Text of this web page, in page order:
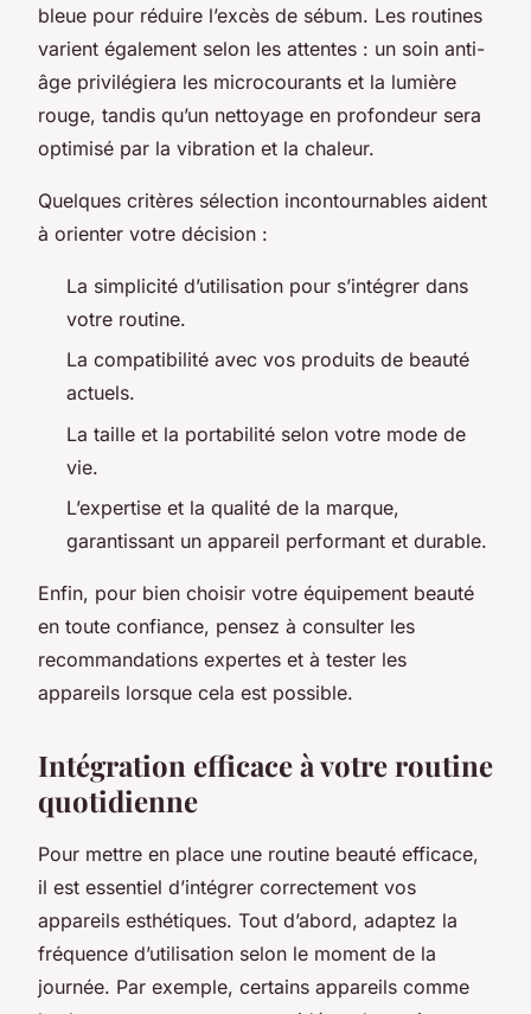
bleue pour réduire l’excès de sébum. Les routines
varient également selon les attentes : un soin anti-
âge privilégiera les microcourants et la lumière
rouge, tandis qu’un nettoyage en profondeur sera
optimisé par la vibration et la chaleur.
Quelques critères sélection incontournables aident
à orienter votre décision :
La simplicité d’utilisation pour s’intégrer dans
votre routine.
La compatibilité avec vos produits de beauté
actuels.
La taille et la portabilité selon votre mode de
vie.
L’expertise et la qualité de la marque,
garantissant un appareil performant et durable.
Enfin, pour bien choisir votre équipement beauté
en toute confiance, pensez à consulter les
recommandations expertes et à tester les
appareils lorsque cela est possible.
Intégration efficace à votre routine
quotidienne
Pour mettre en place une routine beauté efficace,
il est essentiel d’intégrer correctement vos
appareils esthétiques. Tout d’abord, adaptez la
fréquence d’utilisation selon le moment de la
journée. Par exemple, certains appareils comme